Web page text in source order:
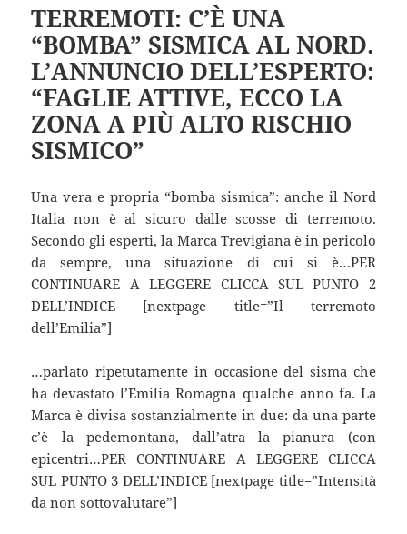
TERREMOTI: C’È UNA
“BOMBA” SISMICA AL NORD.
L’ANNUNCIO DELL’ESPERTO:
“FAGLIE ATTIVE, ECCO LA
ZONA A PIÙ ALTO RISCHIO
SISMICO”
Una vera e propria “bomba sismica”: anche il Nord
Italia non è al sicuro dalle scosse di terremoto.
Secondo gli esperti, la Marca Trevigiana è in pericolo
da sempre, una situazione di cui si è…PER
CONTINUARE A LEGGERE CLICCA SUL PUNTO 2
DELL’INDICE [nextpage title=”Il terremoto
dell’Emilia”]
…parlato ripetutamente in occasione del sisma che
ha devastato l’Emilia Romagna qualche anno fa. La
Marca è divisa sostanzialmente in due: da una parte
c’è la pedemontana, dall’atra la pianura (con
epicentri…PER CONTINUARE A LEGGERE CLICCA
SUL PUNTO 3 DELL’INDICE [nextpage title=”Intensità
da non sottovalutare”]